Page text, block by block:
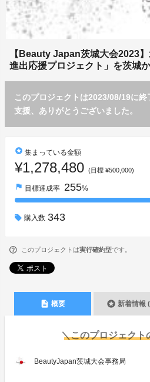
【Beauty Japan茨城大会2023
進出応援プロジェクト」を茨城か
このプロジェクトは2023/08/19に
支援、ありがとうございました。
stars 集まっている金額
¥1,278,480 (目標 ¥500,000)
flag 目標達成率 255%
購入数 343
このプロジェクトは実行確約型です。
description 概要 stars 新着情報
＼このプロジェクト
BeautyJapan茨城大会事務局